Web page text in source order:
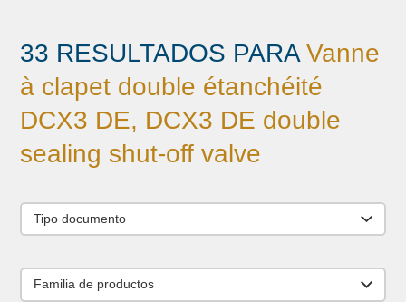
33 RESULTADOS PARAVanne
à clapet double étanchéité
DCX3 DE, DCX3 DE double
sealing shut-off valve
Tipo documento
Familia de productos